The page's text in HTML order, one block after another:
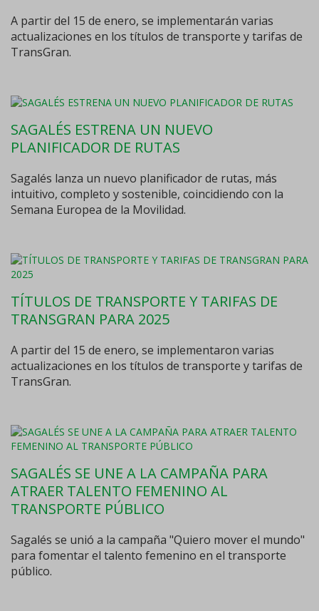
A partir del 15 de enero, se implementarán varias
actualizaciones en los títulos de transporte y tarifas de
TransGran.
SAGALÉS ESTRENA UN NUEVO
PLANIFICADOR DE RUTAS
Sagalés lanza un nuevo planificador de rutas, más
intuitivo, completo y sostenible, coincidiendo con la
Semana Europea de la Movilidad.
TÍTULOS DE TRANSPORTE Y TARIFAS DE
TRANSGRAN PARA 2025
A partir del 15 de enero, se implementaron varias
actualizaciones en los títulos de transporte y tarifas de
TransGran.
SAGALÉS SE UNE A LA CAMPAÑA PARA
ATRAER TALENTO FEMENINO AL
TRANSPORTE PÚBLICO
Sagalés se unió a la campaña "Quiero mover el mundo"
para fomentar el talento femenino en el transporte
público.